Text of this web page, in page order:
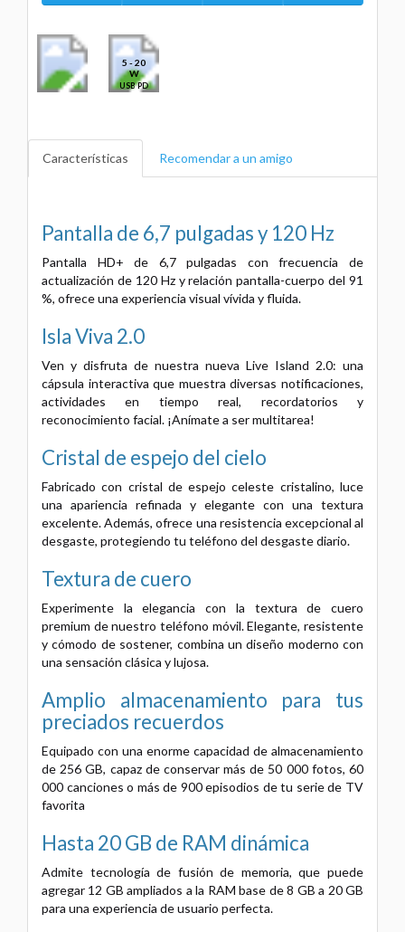
5 - 20
W
USB PD
Características Recomendar a un amigo
Pantalla de 6,7 pulgadas y 120 Hz
Pantalla HD+ de 6,7 pulgadas con frecuencia de
actualización de 120 Hz y relación pantalla-cuerpo del 91
%, ofrece una experiencia visual vívida y fluida.
Isla Viva 2.0
Ven y disfruta de nuestra nueva Live Island 2.0: una
cápsula interactiva que muestra diversas notificaciones,
actividades en tiempo real, recordatorios y
reconocimiento facial. ¡Anímate a ser multitarea!
Cristal de espejo del cielo
Fabricado con cristal de espejo celeste cristalino, luce
una apariencia refinada y elegante con una textura
excelente. Además, ofrece una resistencia excepcional al
desgaste, protegiendo tu teléfono del desgaste diario.
Textura de cuero
Experimente la elegancia con la textura de cuero
premium de nuestro teléfono móvil. Elegante, resistente
y cómodo de sostener, combina un diseño moderno con
una sensación clásica y lujosa.
Amplio almacenamiento para tus
preciados recuerdos
Equipado con una enorme capacidad de almacenamiento
de 256 GB, capaz de conservar más de 50 000 fotos, 60
000 canciones o más de 900 episodios de tu serie de TV
favorita
Hasta 20 GB de RAM dinámica
Admite tecnología de fusión de memoria, que puede
agregar 12 GB ampliados a la RAM base de 8 GB a 20 GB
para una experiencia de usuario perfecta.